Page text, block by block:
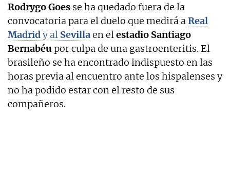
Rodrygo Goes se ha quedado fuera de la
convocatoria para el duelo que medirá aReal
Madridy al Sevillaen elestadio Santiago
Bernabéu por culpa de una gastroenteritis. El
brasileño se ha encontrado indispuesto en las
horas previa al encuentro ante los hispalenses y
no ha podido estar con el resto de sus
compañeros.